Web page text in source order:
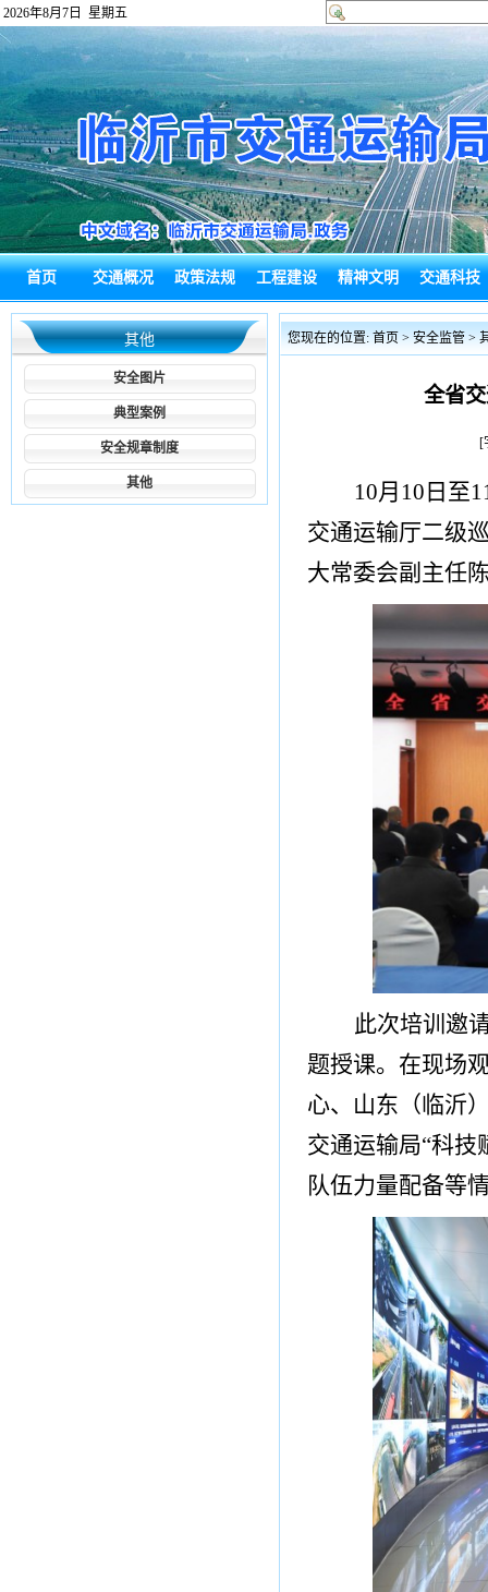
2026年8月7日 星期五
首页 交通概况 政策法规 工程建设 精神文明 交通科技
政府信息公 热点回应 通知公告 综合新闻 政务信息
局长信箱
其他
安全图片
典型案例
安全规章制度
其他
您现在的位置: 首页 > 安全监管 >
全省
[
10月10日至
交通运输厅二级
大常委会副主任
此次培训邀
题授课。在现场
心、山东（临沂
交通运输局“科技
队伍力量配备等